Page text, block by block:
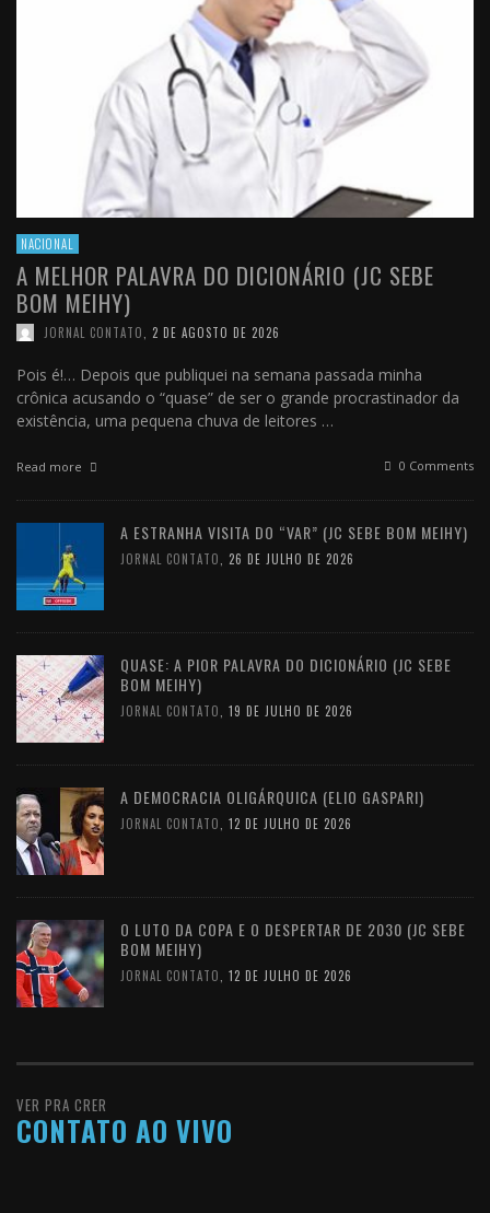
NACIONAL
A MELHOR PALAVRA DO DICIONÁRIO (JC SEBE
BOM MEIHY)
JORNAL CONTATO 2 DE AGOSTO DE 2026
Pois é!… Depois que publiquei na semana passada minha
crônica acusando o “quase” de ser o grande procrastinador da
existência, uma pequena chuva de leitores …
Read more 0 Comments
A ESTRANHA VISITA DO “VAR” (JC SEBE BOM MEIHY)
JORNAL CONTATO 26 DE JULHO DE 2026
QUASE: A PIOR PALAVRA DO DICIONÁRIO (JC SEBE
BOM MEIHY)
JORNAL CONTATO 19 DE JULHO DE 2026
A DEMOCRACIA OLIGÁRQUICA (ELIO GASPARI)
JORNAL CONTATO 12 DE JULHO DE 2026
O LUTO DA COPA E O DESPERTAR DE 2030 (JC SEBE
BOM MEIHY)
JORNAL CONTATO 12 DE JULHO DE 2026
VER PRA CRER
CONTATO AO VIVO